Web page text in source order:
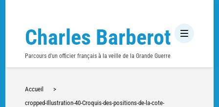
Charles Barberot
Parcours d'un officier français à la veille de la Grande Guerre
Accueil
>
cropped-Illustration-40-Croquis-des-positions-de-la-cote-